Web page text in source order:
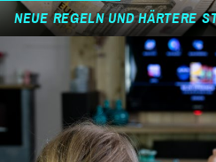
NEUE REGELN UND HÄRTERE